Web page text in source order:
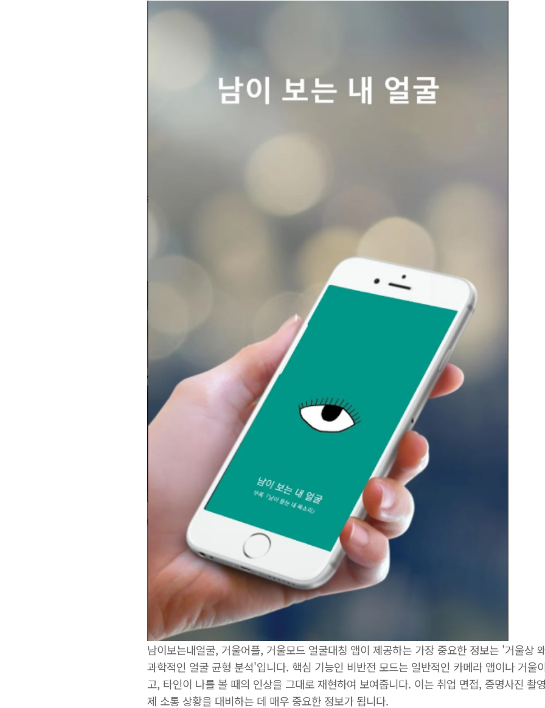
남이보는내얼굴, 거울어플, 거울모드 얼굴대칭 앱이 제공하는 가장 중요한 정보는 '거울상
과학적인 얼굴 균형 분석'입니다. 핵심 기능인 비반전 모드는 일반적인 카메라 앱이나 거울
고, 타인이 나를 볼 때의 인상을 그대로 재현하여 보여줍니다. 이는 취업 면접, 증명사진 촬
제 소통 상황을 대비하는 데 매우 중요한 정보가 됩니다.